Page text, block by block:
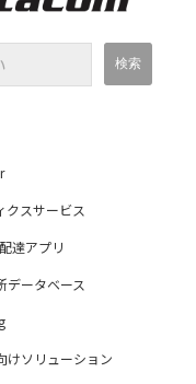
クスサービス
達アプリ
データベース
けソリューション